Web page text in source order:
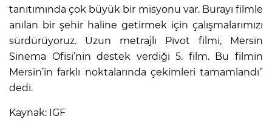
tanıtımında çok büyük bir misyonu var. Burayı filmle
anılan bir şehir haline getirmek için çalışmalarımızı
sürdürüyoruz. Uzun metrajlı Pivot filmi, Mersin
Sinema Ofisi’nin destek verdiği 5. film. Bu filmin
Mersin’in farklı noktalarında çekimleri tamamlandı”
dedi.
Kaynak: IGF